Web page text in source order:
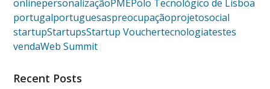
onlinepersonalizaçãoPMEPolo Tecnológico de Lisboa
portugalportuguesaspreocupaçãoprojetosocial
startupStartupsStartup Vouchertecnologiatestes
vendaWeb Summit
Recent Posts